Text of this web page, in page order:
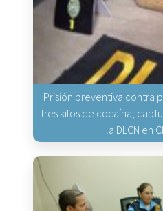
Prisión preventiva contra
tres kilos de cocaína,
la DLCN en